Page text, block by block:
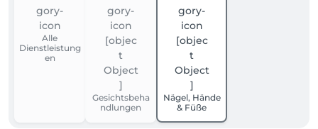
Alle
Dienstleistung
en
Gesichtsbeha
ndlungen
Nägel, Hände
& Füße